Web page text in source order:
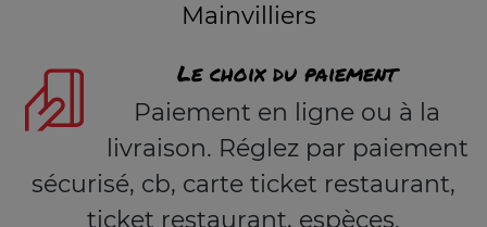
Mainvilliers
Le choix du paiement
Paiement en ligne ou à la
livraison. Réglez par paiement
sécurisé, cb, carte ticket restaurant,
ticket restaurant, espèces.